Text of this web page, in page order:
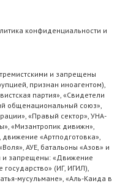
конфиденциальности и
и запрещены
признан иноагентом),
партия», «Свидетели
общенациональный союз»,
«Правый сектор», УНА-
«Мизантропик дивижн»,
«Артподготовка»,
АУЕ, батальоны «Азов» и
и запрещены: «Движение
государство» (ИГ, ИГИЛ),
мусульмане», «Аль-Каида в